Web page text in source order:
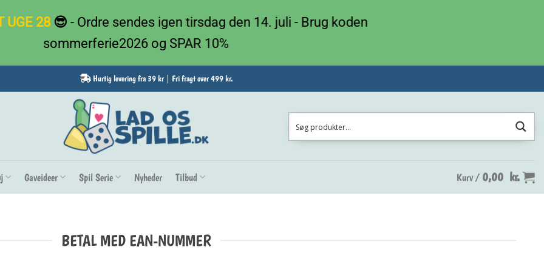
UGE 28 😎 - Ordre sendes igen tirsdag den 14. juli - Brug koden
sommerferie2026 og SPAR 10%
Hurtig levering fra 39 kr | Fri fragt over 499 kr.
Gaveideer Spil Serie Nyheder Tilbud Kurv / 0,00 kr.
BETAL MED EAN-NUMMER